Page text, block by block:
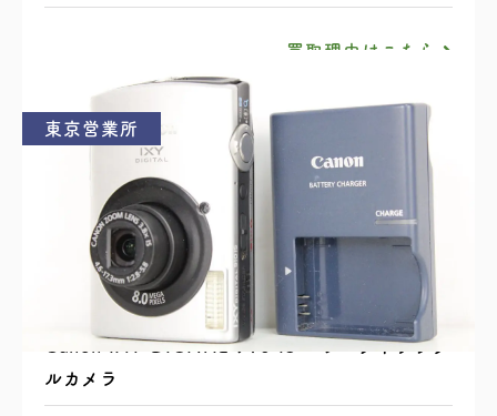
買取理由はこちら
東京営業所
Canon IXY DIGITAL 910 IS コンパクトデジタ
ルカメラ